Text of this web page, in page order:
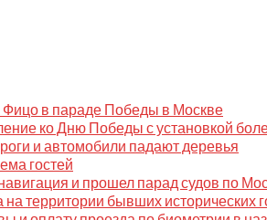
Фицо в параде Победы в Москве
ко Дню Победы с установкой
и автомобили падают деревья
гостей
и прошел парад судов по
территории бывших исторических